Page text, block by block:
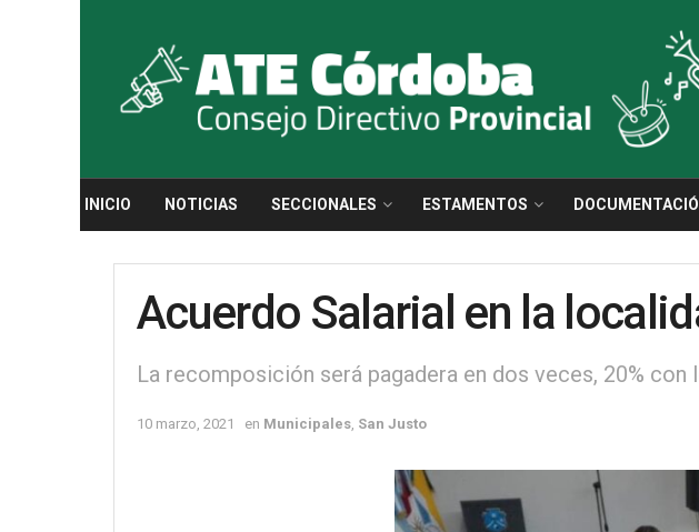
INICIO NOTICIAS SECCIONALES ESTAMENTOS
Acuerdo Salarial en la
La recomposición será pagadera en dos veces, 20% con
10 marzo, 2021 en Municipales San Justo